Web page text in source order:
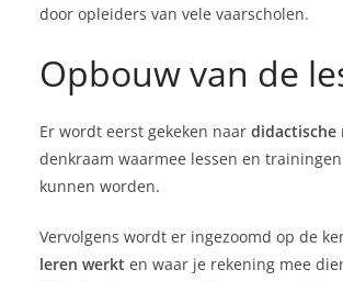
door opleiders van vele vaarscholen.
Opbouw van de
Er wordt eerst gekeken naar didactische
denkraam waarmee lessen en
kunnen worden.
Vervolgens wordt er ingezoomd op de
leren werkt en waar je rekening mee